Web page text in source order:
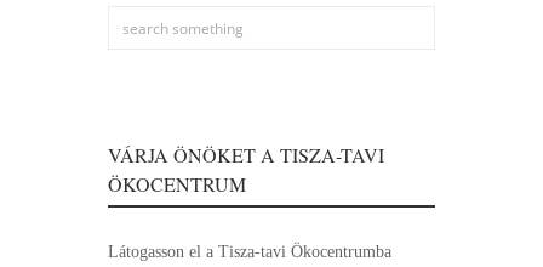
VÁRJA ÖNÖKET A TISZA-TAVI
ÖKOCENTRUM
Látogasson el a Tisza-tavi Ökocentrumba